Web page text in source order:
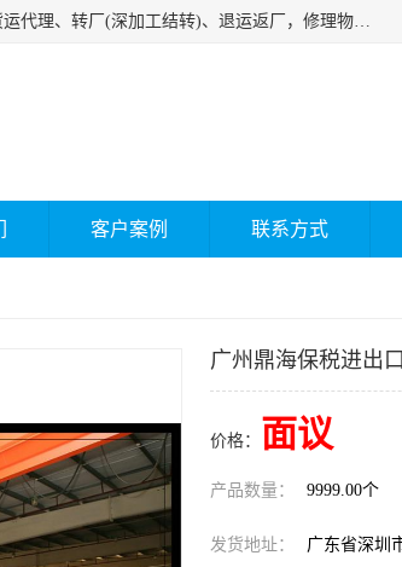
深圳市嘉盛行供应链有限公司 业务范围包括国际中转、一般贸易进出口代理、货运代理、转厂(深加工结转)、退运返厂，修理物品、直接退运、简单加工、更换包装、食品化妆品贴标进口、通关保税仓储，保税生产加工，香港仓库、中港运输专拼货运等服务
客户案例 联系方式
广州鼎海保税进出
价格： 面议
产品数量： 9999.00个
发货地址： 广东省深